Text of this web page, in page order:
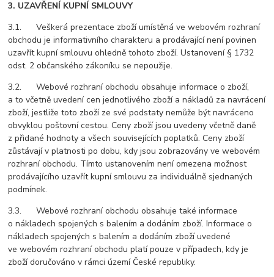
3. UZAVŘENÍ KUPNÍ SMLOUVY
3.1. Veškerá prezentace zboží umístěná ve webovém rozhraní
obchodu je informativního charakteru a prodávající není povinen
uzavřít kupní smlouvu ohledně tohoto zboží. Ustanovení § 1732
odst. 2 občanského zákoníku se nepoužije.
3.2. Webové rozhraní obchodu obsahuje informace o zboží,
a to včetně uvedení cen jednotlivého zboží a nákladů za navrácení
zboží, jestliže toto zboží ze své podstaty nemůže být navráceno
obvyklou poštovní cestou. Ceny zboží jsou uvedeny včetně daně
z přidané hodnoty a všech souvisejících poplatků. Ceny zboží
zůstávají v platnosti po dobu, kdy jsou zobrazovány ve webovém
rozhraní obchodu. Tímto ustanovením není omezena možnost
prodávajícího uzavřít kupní smlouvu za individuálně sjednaných
podmínek.
3.3. Webové rozhraní obchodu obsahuje také informace
o nákladech spojených s balením a dodáním zboží. Informace o
nákladech spojených s balením a dodáním zboží uvedené
ve webovém rozhraní obchodu platí pouze v případech, kdy je
zboží doručováno v rámci území České republiky.